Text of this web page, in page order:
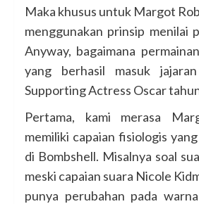
Maka khusus untuk Margot
menggunakan prinsip menilai
Anyway, bagaimana
yang berhasil masuk
Supporting Actress Oscar
Pertama, kami merasa
memiliki capaian fisiologis
di Bombshell. Misalnya soal
meski capaian suara Nicole
punya perubahan pada